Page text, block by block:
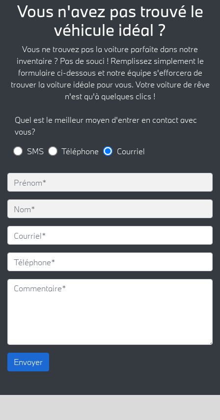
Vous n'avez pas trouvé le
véhicule idéal ?
Vous ne trouvez pas la voiture parfaite dans notre
inventaire ? Pas de souci ! Remplissez simplement le
formulaire ci-dessous et notre équipe s'efforcera de
trouver la voiture idéale pour vous. Votre voiture de rêve
n'est qu'à quelques clics !
Quel est le meilleur moyen d'entrer en contact avec
vous?
SMS
Téléphone Courriel
Envoyer